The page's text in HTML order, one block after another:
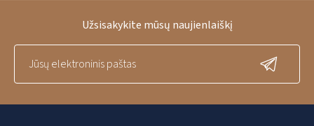
Užsisakykite mūsų naujienlaiškį